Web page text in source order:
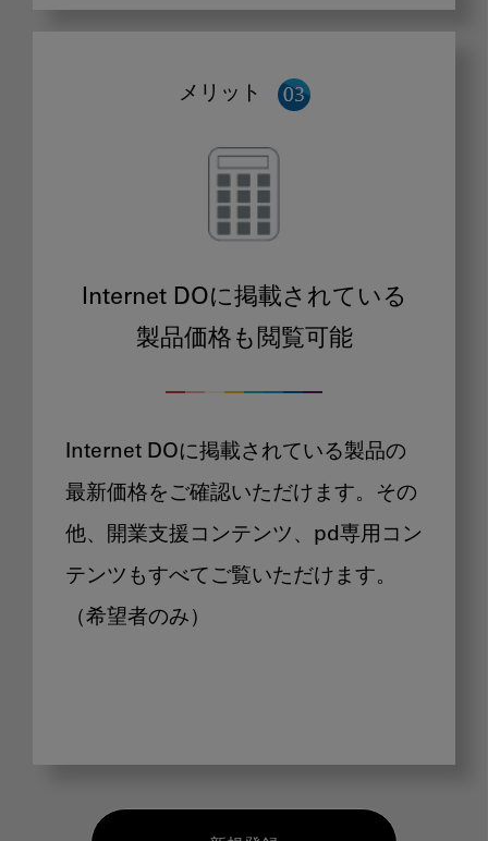
メリット
Internet DOに掲載されている
製品価格も閲覧可能
Internet DOに掲載されている製品の
最新価格をご確認いただけます。その
他、開業支援コンテンツ、pd専用コン
テンツもすべてご覧いただけます。
（希望者のみ）